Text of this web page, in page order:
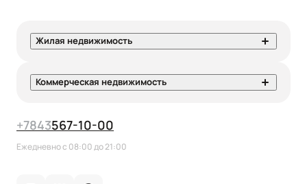
Жилая недвижимость
Коммерческая недвижимость
+7843567-10-00
Ежедневно с 08:00 до 21:00